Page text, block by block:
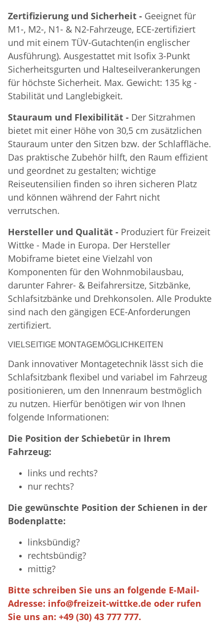
Zertifizierung und Sicherheit - Geeignet für
M1-, M2-, N1- & N2-Fahrzeuge, ECE-zertifiziert
und mit einem TÜV-Gutachten(in englischer
Ausführung). Ausgestattet mit Isofix 3-Punkt
Sicherheitsgurten und Halteseilverankerungen
für höchste Sicherheit. Max. Gewicht: 135 kg -
Stabilität und Langlebigkeit.
Stauraum und Flexibilität - Der Sitzrahmen
bietet mit einer Höhe von 30,5 cm zusätzlichen
Stauraum unter den Sitzen bzw. der Schlaffläche.
Das praktische Zubehör hilft, den Raum effizient
und geordnet zu gestalten; wichtige
Reiseutensilien finden so ihren sicheren Platz
und können während der Fahrt nicht
verrutschen.
Hersteller und Qualität - Produziert für Freizeit
Wittke - Made in Europa. Der Hersteller
Mobiframe bietet eine Vielzahl von
Komponenten für den Wohnmobilausbau,
darunter Fahrer- & Beifahrersitze, Sitzbänke,
Schlafsitzbänke und Drehkonsolen. Alle Produkte
sind nach den gängigen ECE-Anforderungen
zertifiziert.
VIELSEITIGE MONTAGEMÖGLICHKEITEN
Dank innovativer Montagetechnik lässt sich die
Schlafsitzbank flexibel und variabel im Fahrzeug
positionieren, um den Innenraum bestmöglich
zu nutzen. Hierfür benötigen wir von Ihnen
folgende Informationen:
Die Position der Schiebetür in Ihrem
Fahrzeug:
links und rechts?
nur rechts?
Die gewünschte Position der Schienen in der
Bodenplatte:
linksbündig?
rechtsbündig?
mittig?
Bitte schreiben Sie uns an folgende E-Mail-
Adresse: info@freizeit-wittke.de oder rufen
Sie uns an: +49 (30) 43 777 777.